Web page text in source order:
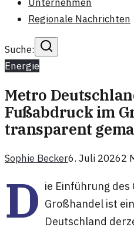
Regionale Nachrichten
Suche:
Energie
Metro
Fußabdruck im
transparent
Sophie Becker6. Juli 20262
D ie Einführung des
Großhandel ist
Deutschland